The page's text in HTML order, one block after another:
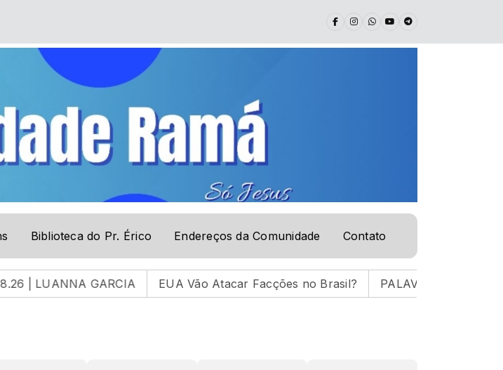
Biblioteca do Pr. Érico Endereços da Comunidade Contato
GARCIA EUA Vão Atacar Facções no Brasil? PALAVRA DE VIDA | 05.08.26 |